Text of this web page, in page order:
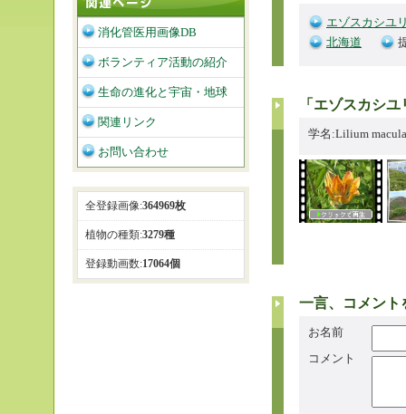
エゾスカシユ
北海道
「エゾスカシ
学名:Lilium
一言、コメント
お名前
コメント
消化管医用画像DB
ボランティア活動の紹介
生命の進化と宇宙・地球
関連リンク
お問い合わせ
全登録画像:364969枚
植物の種類:3279種
登録動画数:17064個